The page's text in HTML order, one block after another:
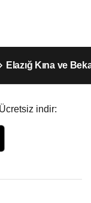
Elazığ Kına ve
indir: